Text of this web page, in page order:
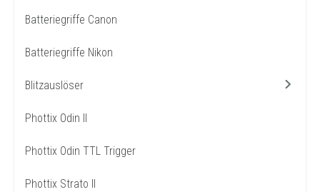
Batteriegriffe Canon
Batteriegriffe Nikon
Blitzauslöser
Phottix Odin II
Phottix Odin TTL Trigger
Phottix Strato II